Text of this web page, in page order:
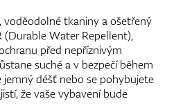
voděodolné tkaniny a ošetřený
Water Repellent),
před nepříznivým
suché a v bezpečí během
jemný déšť nebo se pohybujete
že vaše vybavení bude